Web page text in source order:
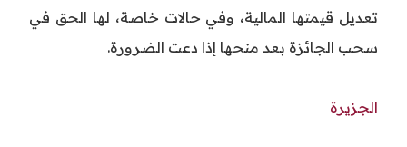
تعديل قيمتها المالية، وفي حالات خاصة، لها الحق في
سحب الجائزة بعد منحها إذا دعت الضرورة.
الجزيرة